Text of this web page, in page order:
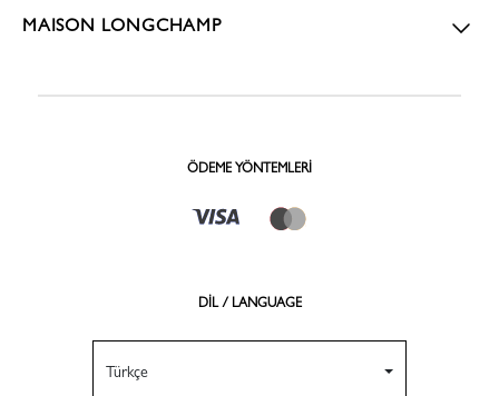
MAISON LONGCHAMP
ÖDEME YÖNTEMLERI
DİL / LANGUAGE
Türkçe